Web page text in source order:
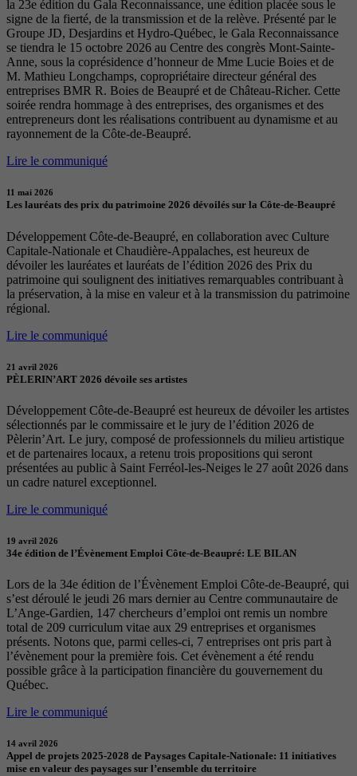
la 23e édition du Gala Reconnaissance, une édition placée sous le
signe de la fierté, de la transmission et de la relève. Présenté par le
Groupe JD, Desjardins et Hydro-Québec, le Gala Reconnaissance
se tiendra le 15 octobre 2026 au Centre des congrès Mont-Sainte-
Anne, sous la coprésidence d’honneur de Mme Lucie Boies et de
M. Mathieu Longchamps, copropriétaire directeur général des
entreprises BMR R. Boies de Beaupré et de Château-Richer. Cette
soirée rendra hommage à des entreprises, des organismes et des
entrepreneurs dont les réalisations contribuent au dynamisme et au
rayonnement de la Côte-de-Beaupré.
Lire le communiqué
11 mai 2026
Les lauréats des prix du patrimoine 2026 dévoilés sur la Côte-de-Beaupré
Développement Côte-de-Beaupré, en collaboration avec Culture
Capitale-Nationale et Chaudière-Appalaches, est heureux de
dévoiler les lauréates et lauréats de l’édition 2026 des Prix du
patrimoine qui soulignent des initiatives remarquables contribuant à
la préservation, à la mise en valeur et à la transmission du patrimoine
régional.
Lire le communiqué
21 avril 2026
PÈLERIN’ART 2026 dévoile ses artistes
Développement Côte-de-Beaupré est heureux de dévoiler les artistes
sélectionnés par le commissaire et le jury de l’édition 2026 de
Pèlerin’Art. Le jury, composé de professionnels du milieu artistique
et de partenaires locaux, a retenu trois propositions qui seront
présentées au public à Saint Ferréol-les-Neiges le 27 août 2026 dans
un cadre naturel exceptionnel.
Lire le communiqué
19 avril 2026
34e édition de l’Évènement Emploi Côte-de-Beaupré: LE BILAN
Lors de la 34e édition de l’Évènement Emploi Côte-de-Beaupré, qui
s’est déroulé le jeudi 26 mars dernier au Centre communautaire de
L’Ange-Gardien, 147 chercheurs d’emploi ont remis un nombre
total de 209 curriculum vitae aux 29 entreprises et organismes
présents. Notons que, parmi celles-ci, 7 entreprises ont pris part à
l’évènement pour la première fois. Cet évènement a été rendu
possible grâce à la participation financière du gouvernement du
Québec.
Lire le communiqué
14 avril 2026
Appel de projets 2025-2028 de Paysages Capitale-Nationale: 11 initiatives
mise en valeur des paysages sur l’ensemble du territoire